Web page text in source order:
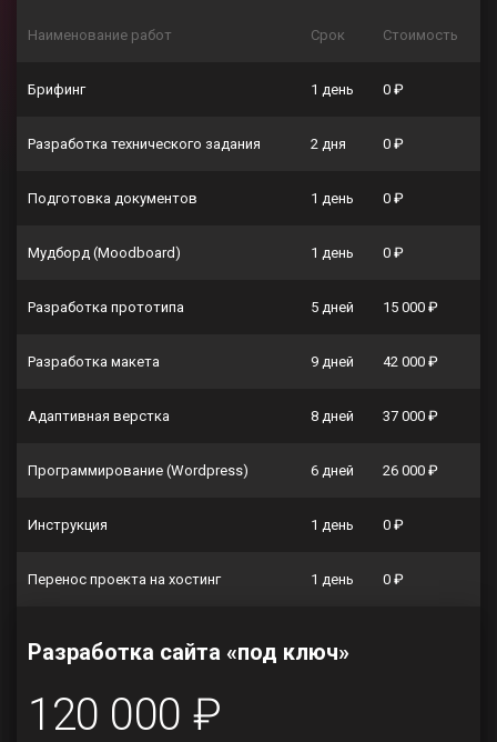
Наименование работ Срок Стоимость
Брифинг 1 день 0 ₽
Разработка технического задания 2 дня 0 ₽
Подготовка документов 1 день 0 ₽
Мудборд (Moodboard) 1 день 0 ₽
Разработка прототипа 5 дней 15 000 ₽
Разработка макета 9 дней 42 000 ₽
Адаптивная верстка 8 дней 37 000 ₽
Программирование (Wordpress) 6 дней 26 000 ₽
Инструкция 1 день 0 ₽
Перенос проекта на хостинг 1 день 0 ₽
Разработка сайта «под ключ»
120 000 ₽